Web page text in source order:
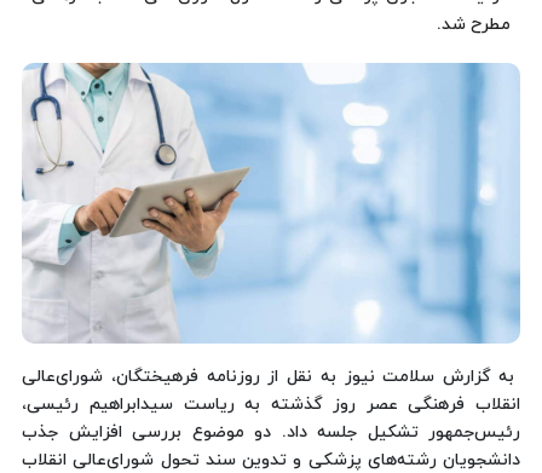
مطرح شد.
به گزارش سلامت نیوز به نقل از روزنامه فرهیختگان، شورای‌عالی
انقلاب فرهنگی عصر روز گذشته به ریاست سیدابراهیم رئیسی،
رئیس‌جمهور تشکیل جلسه داد. دو موضوع بررسی افزایش جذب
دانشجویان رشته‌های پزشکی و تدوین سند تحول شورای‌عالی انقلاب